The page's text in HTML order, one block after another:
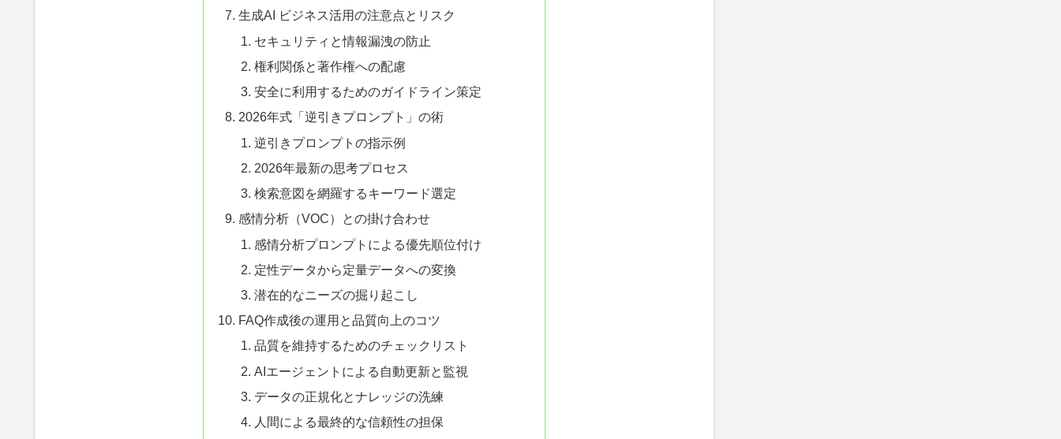
生成AI ビジネス活用の注意点とリスク
セキュリティと情報漏洩の防止
権利関係と著作権への配慮
安全に利用するためのガイドライン策定
2026年式「逆引きプロンプト」の術
逆引きプロンプトの指示例
2026年最新の思考プロセス
検索意図を網羅するキーワード選定
感情分析（VOC）との掛け合わせ
感情分析プロンプトによる優先順位付け
定性データから定量データへの変換
潜在的なニーズの掘り起こし
FAQ作成後の運用と品質向上のコツ
品質を維持するためのチェックリスト
AIエージェントによる自動更新と監視
データの正規化とナレッジの洗練
人間による最終的な信頼性の担保